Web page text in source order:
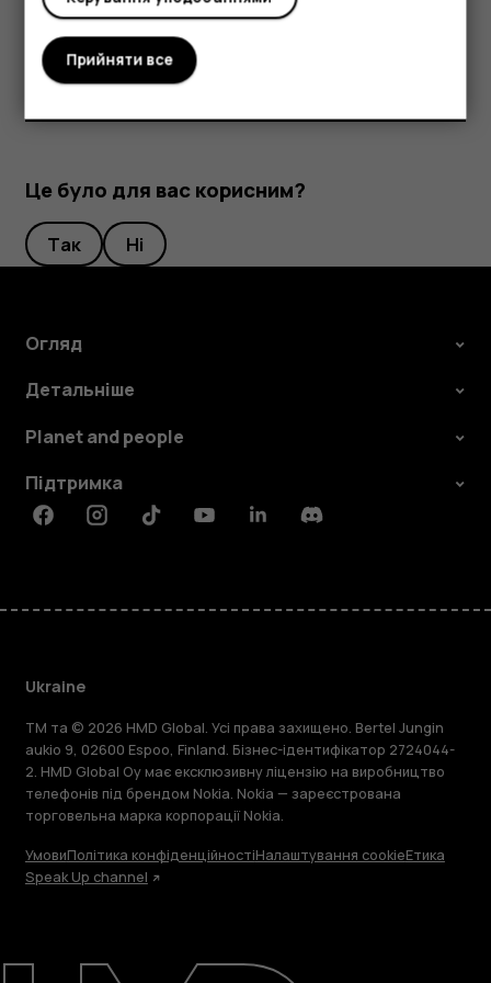
найближчого авторизованого сервісного центру.
Це було для вас корисним?
Так Ні
Огляд
Детальніше
Planet and people
Підтримка
FacebookInstagramTiktokYoutubeLinkedinDiscord
Ukraine
TM та © 2026 HMD Global. Усі права захищено. Bertel Jungin
aukio 9, 02600 Espoo, Finland. Бізнес-ідентифікатор 2724044-
2. HMD Global Oy має ексклюзивну ліцензію на виробництво
телефонів під брендом Nokia. Nokia — зареєстрована
торговельна марка корпорації Nokia.
УмовиПолітика конфіденційностіНалаштування cookieЕтика
Speak Up channel
Прийняти все